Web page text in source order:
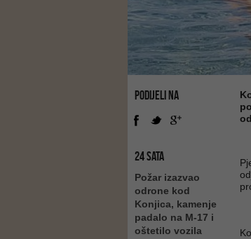
PODIJELI NA
24 SATA
Požar izazvao
odrone kod
Konjica, kamenje
padalo na M-17 i
oštetilo vozila